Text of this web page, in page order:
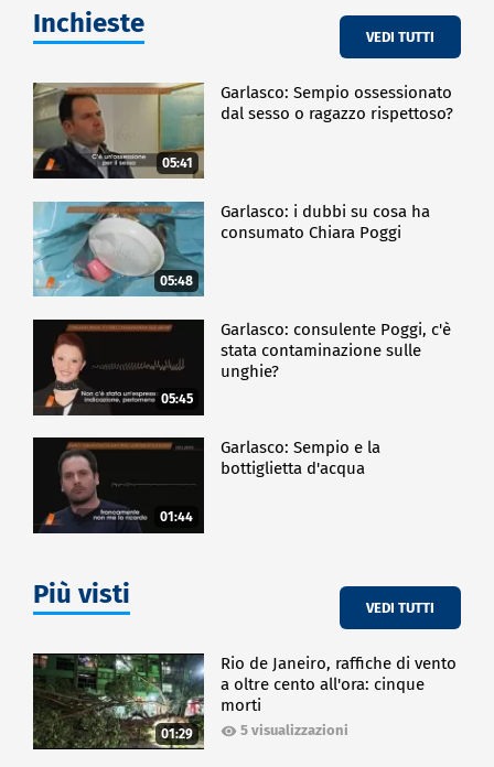
Inchieste VEDI TUTTI
05:41
Garlasco: Sempio ossessionato
dal sesso o ragazzo rispettoso?
05:48
Garlasco: i dubbi su cosa ha
consumato Chiara Poggi
05:45
Garlasco: consulente Poggi, c'è
stata contaminazione sulle
unghie?
01:44
Garlasco: Sempio e la
bottiglietta d'acqua
Più visti VEDI TUTTI
01:29
Rio de Janeiro, raffiche di vento
a oltre cento all'ora: cinque
morti
5 visualizzazioni